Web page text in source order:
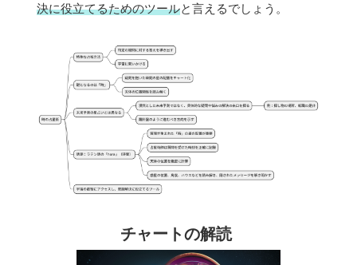
決に役立てるためのツールと言えるでしょう。
チャートの解読